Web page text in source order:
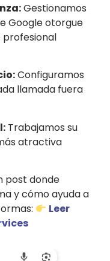
Gestionamos
Google otorgue
profesional
Configuramos
llamada fuera
Trabajamos su
atractiva
post donde
y cómo ayuda a
Leer